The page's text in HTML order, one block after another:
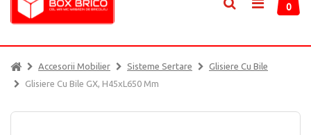
0
Accesorii Mobilier Sisteme Sertare
Glisiere Cu Bile
Glisiere Cu Bile GX, H45xL650 Mm